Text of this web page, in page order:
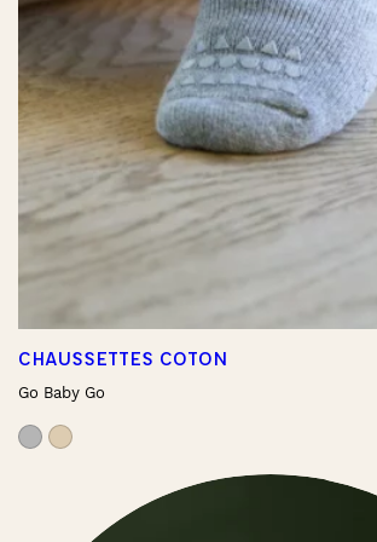
CHAUSSETTES COTON
Go Baby Go